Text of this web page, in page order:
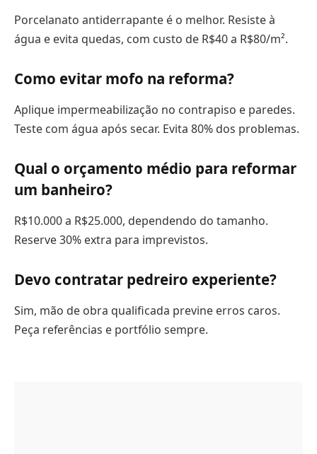
Porcelanato antiderrapante é o melhor. Resiste à
água e evita quedas, com custo de R$40 a R$80/m².
Como evitar mofo na reforma?
Aplique impermeabilização no contrapiso e paredes.
Teste com água após secar. Evita 80% dos problemas.
Qual o orçamento médio para reformar
um banheiro?
R$10.000 a R$25.000, dependendo do tamanho.
Reserve 30% extra para imprevistos.
Devo contratar pedreiro experiente?
Sim, mão de obra qualificada previne erros caros.
Peça referências e portfólio sempre.